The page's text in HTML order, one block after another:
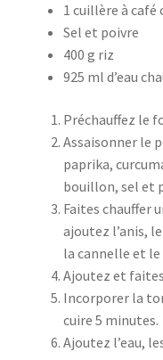
1 cuillère à café
Sel et poivre
400 g riz
925 ml d’eau
Préchauffez le
Assaisonner le
paprika,
bouillon, sel et
Faites chauffer
ajoutez l’anis,
la cannelle et
Ajoutez et
Incorporer la
cuire 5 minutes.
Ajoutez l’eau,